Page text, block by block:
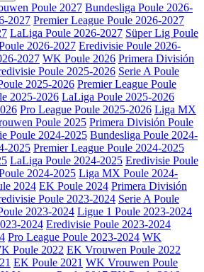
Poule 2027 Bundesliga Poule 2026-
2027 Premier League Poule 2026-2027
LaLiga Poule 2026-2027 Süper Lig Poule
2026-2027 Eredivisie Poule 2026-
2027 WK Poule 2026 Primera División
Poule 2025-2026 Serie A Poule
2025-2026 Premier League Poule
2025-2026 LaLiga Poule 2025-2026
Pro League Poule 2025-2026 Liga MX
Poule 2025 Primera División Poule
Poule 2024-2025 Bundesliga Poule 2024-
2025 Premier League Poule 2024-2025
LaLiga Poule 2024-2025 Eredivisie Poule
2024-2025 Liga MX Poule 2024-
2024 EK Poule 2024 Primera División
Poule 2023-2024 Serie A Poule
2023-2024 Ligue 1 Poule 2023-2024
2024 Eredivisie Poule 2023-2024
Pro League Poule 2023-2024 WK
Poule 2022 EK Vrouwen Poule 2022
EK Poule 2021 WK Vrouwen Poule